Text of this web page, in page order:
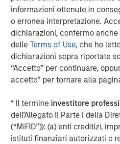
informazioni ottenute in
o erronea interpretazione.
dichiarazioni, confermo
delleTerms of Use, che ho
dichiarazioni sopra riportate
“Accetto” per continuare,
accetto” per tornare alla
* Il termine investitore
dell’Allegato II Parte I della
(“MiFID”)): (a) enti creditizi,
istituti finanziari autorizzati o
its investment advisory
investment professionals
trillion in assets under
September 30, 2024. Morgan
Management strives to provide
investment performance,
comprehensive suite of
solutions to a diverse client
governments, institutions,
worldwide. For further
Investment Management,
www.morganstanley.com/im